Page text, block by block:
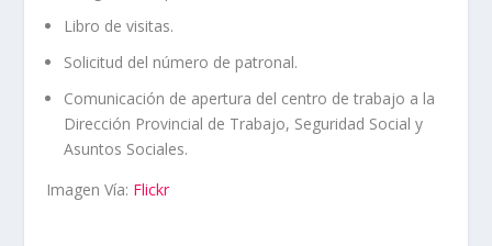
Libro de visitas.
Solicitud del número de patronal.
Comunicación de apertura del centro de trabajo a la
Dirección Provincial de Trabajo, Seguridad Social y
Asuntos Sociales.
Imagen Vía: Flickr